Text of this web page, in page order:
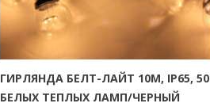
ГИРЛЯНДА БЕЛТ-ЛАЙТ 10М, IP65, 50
БЕЛЫХ ТЕПЛЫХ ЛАМП/ЧЕРНЫЙ